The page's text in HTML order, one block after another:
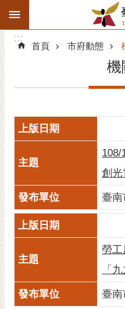
跳到主要內容區塊
搜
階
市府動態
市府團隊
主題服務
市政資訊
市民互動
黃
:::
:::
首頁 市府動態
機
108/
創光
臺南
勞工
「九
臺南